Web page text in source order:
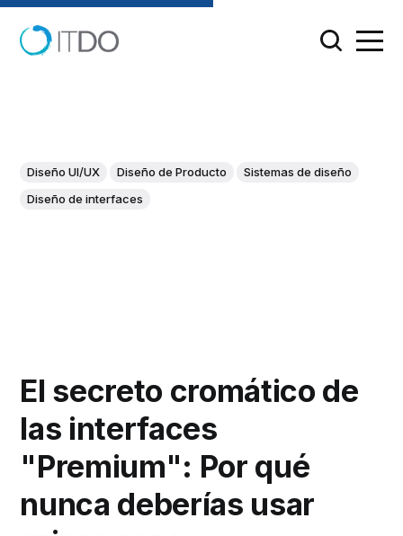
Diseño UI/UX Diseño de Producto
Sistemas de diseño
Diseño de interfaces
El secreto cromático de
las interfaces
"Premium": Por qué
nunca deberías usar